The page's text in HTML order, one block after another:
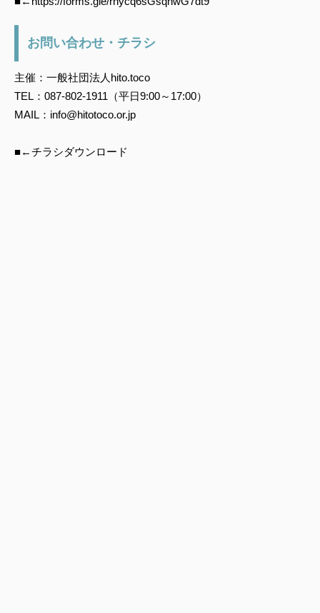
お問い合わせ・チラシ
主催：一般社団法人hito.toco
TEL：087-802-1911（平日9:00～17:00）
MAIL：info@hitotoco.or.jp
■←チラシダウンロード